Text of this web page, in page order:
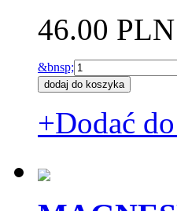
46.00 PLN
&bnsp;
+Dodać